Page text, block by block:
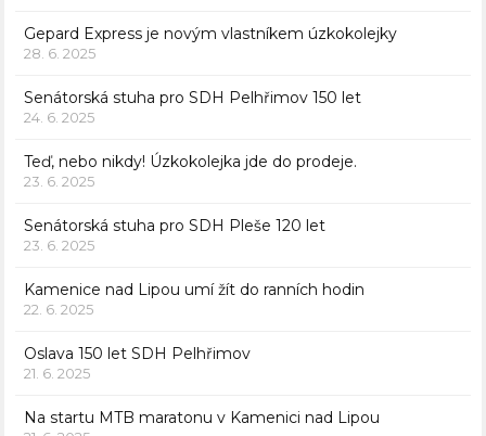
Gepard Express je novým vlastníkem úzkokolejky
28. 6. 2025
Senátorská stuha pro SDH Pelhřimov 150 let
24. 6. 2025
Teď, nebo nikdy! Úzkokolejka jde do prodeje.
23. 6. 2025
Senátorská stuha pro SDH Pleše 120 let
23. 6. 2025
Kamenice nad Lipou umí žít do ranních hodin
22. 6. 2025
Oslava 150 let SDH Pelhřimov
21. 6. 2025
Na startu MTB maratonu v Kamenici nad Lipou